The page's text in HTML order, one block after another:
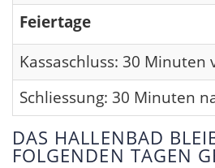
Feiertage
Kassaschluss: 30 Minuten
Schliessung: 30 Minuten
DAS HALLENBAD
FOLGENDEN TAGEN